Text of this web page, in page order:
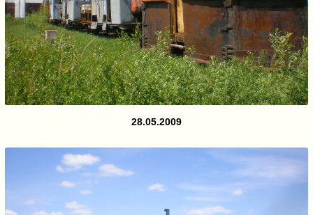
28.05.2009